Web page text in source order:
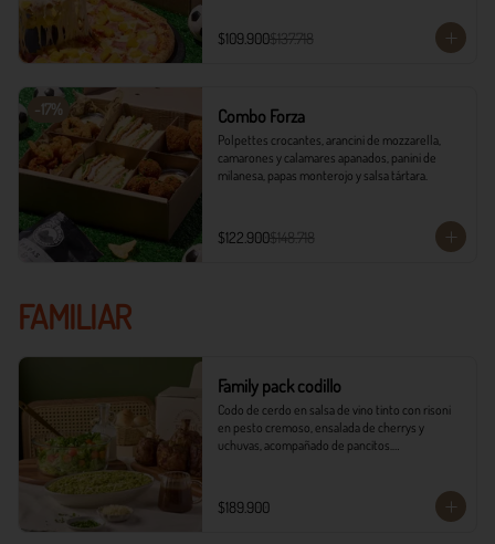
$109.900$137.718
-17% Combo Forza
Polpettes crocantes, arancini de mozzarella,
camarones y calamares apanados, panini de
milanesa, papas monterojo y salsa tártara.
$122.900$148.718
FAMILIAR
Family pack codillo
Codo de cerdo en salsa de vino tinto con risoni
en pesto cremoso, ensalada de cherrys y
uchuvas, acompañado de pancitos.​​
- Risoni (Cantidad ideal para 4 personas)​
- Pancitos​
$189.900